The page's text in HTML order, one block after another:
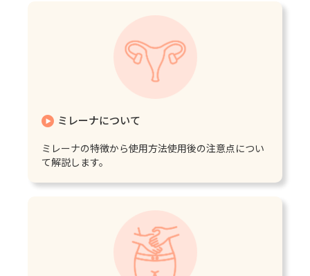
ミレーナについて
ミレーナの特徴から使用方法使用後の注意点につい
て解説します。